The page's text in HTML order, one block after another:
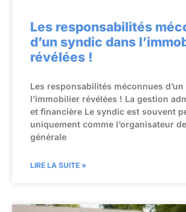
Les responsabilités
d’un syndic dans
révélées !
Les responsabilités méconnues
l’immobilier révélées ! La gestion
et financière Le syndic est souvent
uniquement comme l’organisateur
générale
LIRE LA SUITE »